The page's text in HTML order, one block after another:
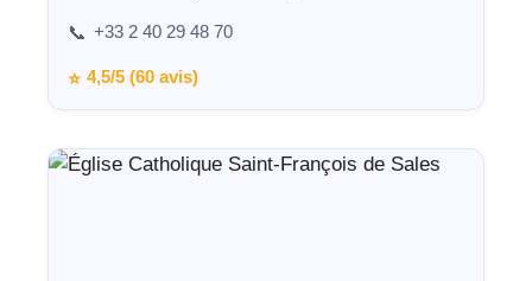
📞 +33 2 40 29 48 70
⭐ 4,5/5 (60 avis)